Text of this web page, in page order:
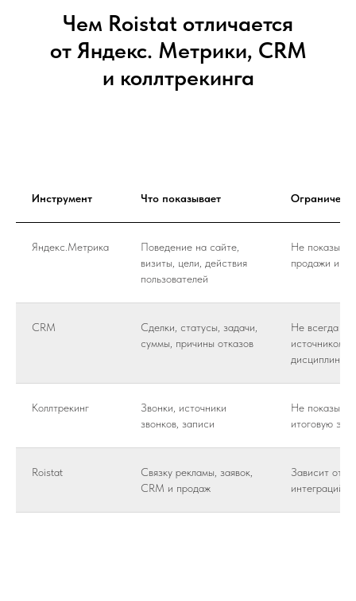
Чем Roistat отличается
от Яндекс. Метрики, CRM
и коллтрекинга
Инструмент Что показывает
Яндекс.Метрика
Поведение на сайте,
визиты, цели, действия
пользователей
Не
продажи и
CRM
Сделки, статусы, задачи,
суммы, причины отказов
Не всегда
источником
дисциплины
Коллтрекинг
Звонки, источники
звонков, записи
Не
итоговую
Roistat
Связку рекламы, заявок,
CRM и продаж
Зависит от
интеграций